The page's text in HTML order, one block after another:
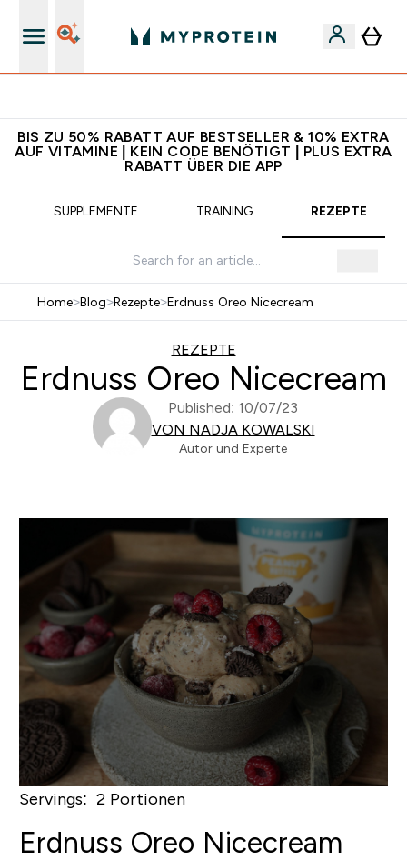
BIS ZU 50% RABATT AUF BESTSELLER & 10% EXTRA
AUF VITAMINE | KEIN CODE BENÖTIGT | PLUS EXTRA
RABATT ÜBER DIE APP
SUPPLEMENTE TRAINING REZEPTE
Home>Blog>Rezepte>Erdnuss Oreo Nicecream
REZEPTE
Erdnuss Oreo Nicecream
Published: 10/07/23
VON NADJA KOWALSKI
Autor und Experte
Servings: 2 Portionen
Erdnuss Oreo Nicecream